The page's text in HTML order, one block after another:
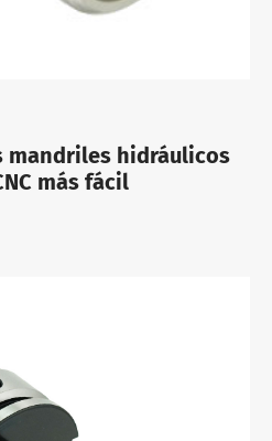
mandriles hidráulicos
más fácil